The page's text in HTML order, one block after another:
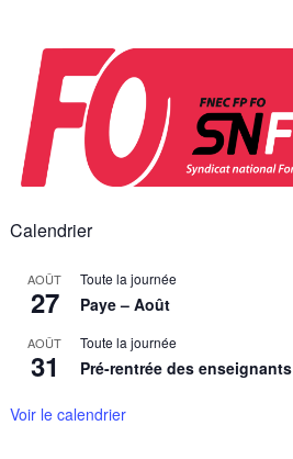
content
Calendrier
AOÛT
27
Toute la journée
Paye – Août
AOÛT
31
Toute la journée
Pré-rentrée des enseignants
Voir le calendrier